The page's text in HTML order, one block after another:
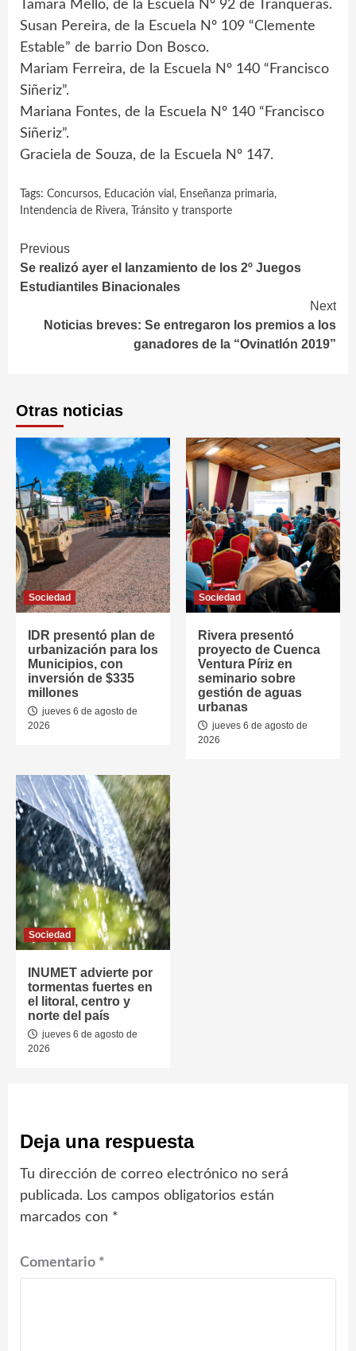
Tamara Mello, de la Escuela Nº 92 de Tranqueras.
Susan Pereira, de la Escuela Nº 109 “Clemente
Estable” de barrio Don Bosco.
Mariam Ferreira, de la Escuela Nº 140 “Francisco
Siñeriz”.
Mariana Fontes, de la Escuela Nº 140 “Francisco
Siñeriz”.
Graciela de Souza, de la Escuela Nº 147.
Tags: Concursos, Educación vial , Enseñanza primaria,
Intendencia de Rivera, Tránsito y transporte
Continue
Reading
Previous
Se realizó ayer el lanzamiento de los 2º Juegos
Estudiantiles Binacionales
Next
Noticias breves: Se entregaron los premios a los
ganadores de la “Ovinatlón 2019”
Otras noticias
Sociedad
IDR presentó plan de
urbanización para los
Municipios, con
inversión de $335
millones
jueves 6 de agosto de
2026
Sociedad
Rivera presentó
proyecto de Cuenca
Ventura Píriz en
seminario sobre
gestión de aguas
urbanas
jueves 6 de agosto de
2026
Sociedad
INUMET advierte por
tormentas fuertes en
el litoral, centro y
norte del país
jueves 6 de agosto de
2026
Deja una respuesta
Tu dirección de correo electrónico no será
publicada. Los campos obligatorios están
marcados con *
Comentario *